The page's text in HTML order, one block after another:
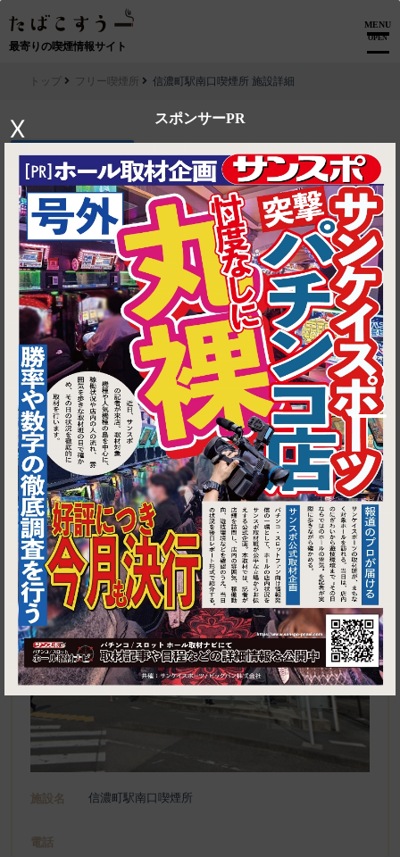
最寄りの喫煙情報サイト
MENU
OPEN
スポンサーPR
X
1
トップ フリー喫煙所 信濃町駅南口喫煙所 施設詳細
▶ ルートを見る
フリー喫煙所│信濃町駅南口喫煙所
東京都新宿区南元町１９
施設名 信濃町駅南口喫煙所
電話